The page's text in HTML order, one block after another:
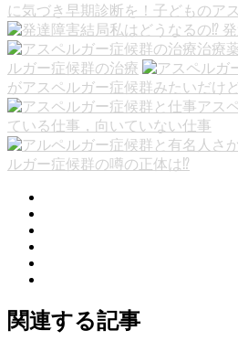
に気づき早期診断を！子どものア
結局私はどうなるの⁉︎
治療
ルガー症候群の治療
がアスペルガー症候群みたいだけ
アス
ている仕事，向いていない仕事
さ
ルガー症候群の噂の正体は⁉︎
関連する記事